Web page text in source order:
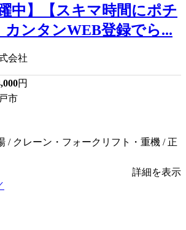
躍中】【スキマ時間にポチ
カンタンWEB登録でら...
会社
円
市
/ クレーン・フォークリフト・重機 / 正
詳細を表示